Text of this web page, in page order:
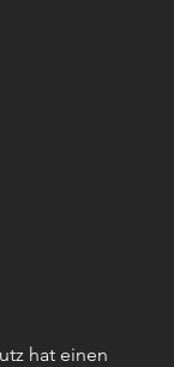
hat einen